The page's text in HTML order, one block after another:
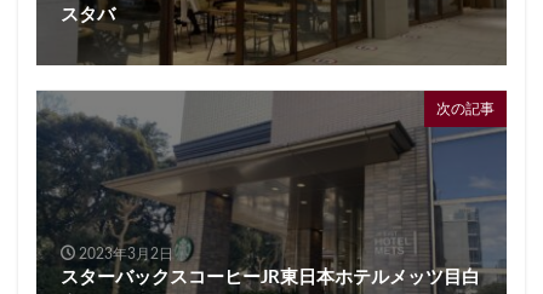
スタバ
次の記事
2023年3月2日
スターバックスコーヒーJR東日本ホテルメッツ目白